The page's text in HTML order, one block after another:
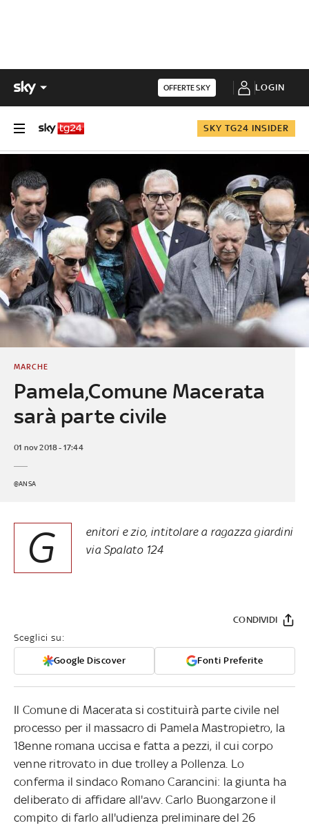
OFFERTE SKY LOGIN
SKY TG24 INSIDER
Pamela,Comune Macerata
sarà parte civile
MARCHE
01 nov 2018 - 17:44
@ANSA
G
enitori e zio, intitolare a ragazza giardini
via Spalato 124
Sceglici su:
Google Discover Fonti Preferite
CONDIVIDI
Il Comune di Macerata si costituirà parte civile nel
processo per il massacro di Pamela Mastropietro, la
18enne romana uccisa e fatta a pezzi, il cui corpo
venne ritrovato in due trolley a Pollenza. Lo
conferma il sindaco Romano Carancini: la giunta ha
deliberato di affidare all'avv. Carlo Buongarzone il
compito di farlo all'udienza preliminare del 26